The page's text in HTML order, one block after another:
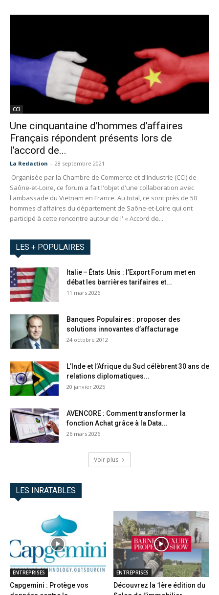
CCI
Une cinquantaine d’hommes d’affaires
Français répondent présents lors de
l’accord de...
La Redaction - 28 septembre 2021
Organisée par la Chambre de Commerce et d'Industrie (CCI) de
Saône-et-Loire, ce forum a fait l'objet d'une collaboration avec
l'ambassade du Vietnam en France. Au total, ce sont près de 50
hommes d'affaires du département de Saône-et-Loire qui ont
participé à cette rencontre autour de l' « Accord de...
LES + POPULAIRES
Italie – États‑Unis : l’Export Forum met en
débat les barrières tarifaires et...
11 mars 2026
Banques Populaires : proposer des
solutions innovantes d’affacturage
24 octobre 2012
L’Inde et l’Afrique du Sud célèbrent 30 ans de
relations diplomatiques...
20 janvier 2025
AVENCORE : Comment transformer la
fonction Achat grâce à la Data...
26 mars 2026
Voir plus
LES INRATABLES
ENTREPRISES
Capgemini : Protège vos
ENTREPRISES
Découvrez la 1ère édition du